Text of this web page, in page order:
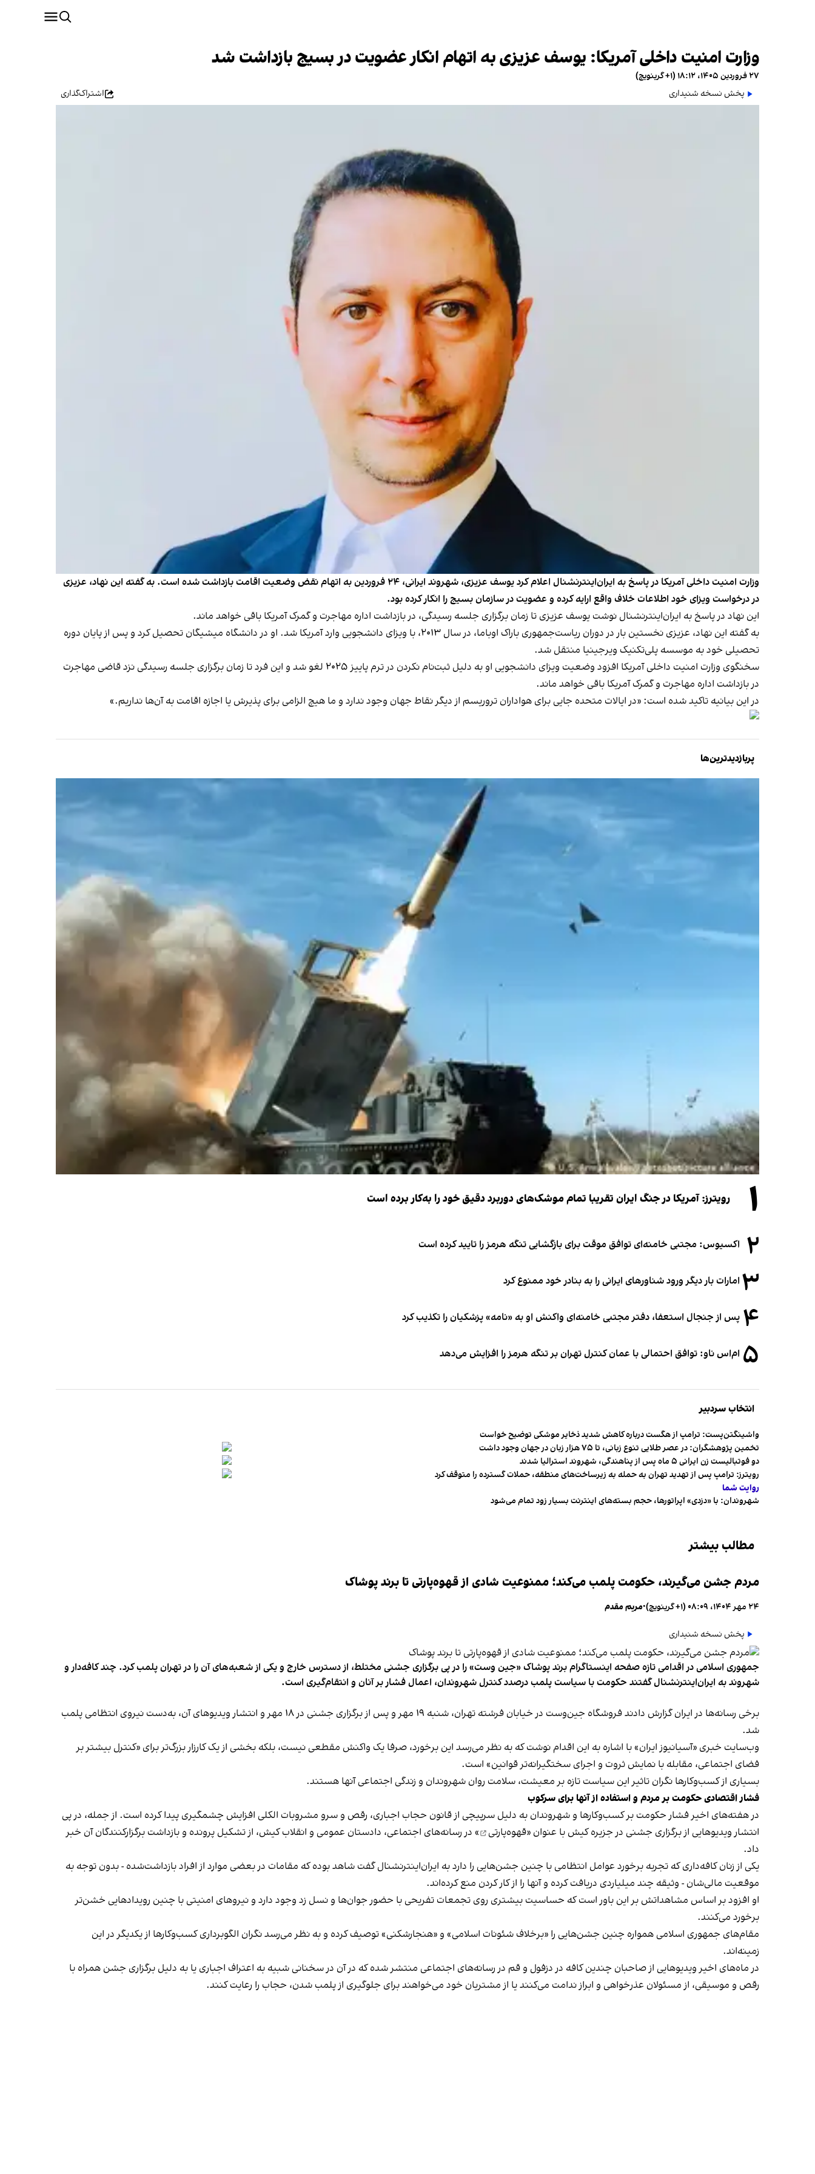
وزارت امنیت داخلی آمریکا: یوسف عزیزی به اتهام انکار عضویت در بسیج بازداشت شد
۲۷ فروردین ۱۴۰۵، ۱۸:۱۲ (‎+۱ گرینویچ)
پخش نسخه شنیداری
اشتراک‌گذاری
وزارت امنیت داخلی آمریکا در پاسخ به ایران‌اینترنشنال اعلام کرد یوسف عزیزی، شهروند ایرانی، ۲۴ فروردین به اتهام نقض وضعیت اقامت بازداشت شده است. به گفته این نهاد، عزیزی
در درخواست ویزای خود اطلاعات خلاف واقع ارایه کرده و عضویت در سازمان بسیج را انکار کرده بود.
این نهاد در پاسخ به ایران‌اینترنشنال نوشت یوسف عزیزی تا زمان برگزاری جلسه رسیدگی، در بازداشت اداره مهاجرت و گمرک آمریکا باقی خواهد ماند.
به گفته این نهاد، عزیزی نخستین بار در دوران ریاست‌جمهوری باراک اوباما، در سال ۲۰۱۳، با ویزای دانشجویی وارد آمریکا شد. او در دانشگاه میشیگان تحصیل کرد و پس از پایان دوره
تحصیلی خود به موسسه پلی‌تکنیک ویرجینیا منتقل شد.
سخنگوی وزارت امنیت داخلی آمریکا افزود وضعیت ویزای دانشجویی او به دلیل ثبت‌نام نکردن در ترم پاییز ۲۰۲۵ لغو شد و این فرد تا زمان برگزاری جلسه رسیدگی نزد قاضی مهاجرت
در بازداشت اداره مهاجرت و گمرک آمریکا باقی خواهد ماند.
در این بیانیه تاکید شده است: «در ایالات متحده جایی برای هواداران تروریسم از دیگر نقاط جهان وجود ندارد و ما هیچ الزامی برای پذیرش یا اجازه اقامت به آن‌ها نداریم.»
پربازدیدترین‌ها
۱ رویترز: آمریکا در جنگ ایران تقریبا تمام موشک‌های دوربرد دقیق خود را به‌کار برده است
۲ اکسیوس: مجتبی خامنه‌ای توافق موقت برای بازگشایی تنگه هرمز را تایید کرده است
۳ امارات بار دیگر ورود شناورهای ایرانی را به بنادر خود ممنوع کرد
۴ پس از جنجال استعفا، دفتر مجتبی خامنه‌ای واکنش او به «نامه» پزشکیان را تکذیب کرد
۵ ام‌اس ناو: توافق احتمالی با عمان کنترل تهران بر تنگه هرمز را افزایش می‌دهد
انتخاب سردبیر
واشینگتن‌پست: ترامپ از هگست درباره کاهش شدید ذخایر موشکی توضیح خواست
تخمین پژوهشگران: در عصر طلایی تنوع زبانی، تا ۷۵ هزار زبان در جهان وجود داشت
دو فوتبالیست زن ایرانی ۵ ماه پس از پناهندگی، شهروند استرالیا شدند
رویترز: ترامپ پس از تهدید تهران به حمله به زیرساخت‌های منطقه، حملات گسترده را متوقف کرد
روایت شما
شهروندان:‌ با «دزدی» اپراتورها، حجم بسته‌های اینترنت بسیار زود تمام می‌شود
مطالب بیشتر
مردم جشن می‌گیرند، حکومت پلمب می‌کند؛ ممنوعیت شادی از قهوه‌پارتی تا برند پوشاک
۲۴ مهر ۱۴۰۴، ۰۸:۰۹ (‎+۱ گرینویچ) •مریم مقدم
پخش نسخه شنیداری
جمهوری اسلامی در اقدامی تازه صفحه اینستاگرام برند پوشاک «جین وست» را در پی برگزاری جشنی مختلط، از دسترس خارج و یکی از شعبه‌های آن را در تهران پلمب کرد. چند کافه‌‌دار و
شهروند به ایران‌اینترنشنال گفتند حکومت با سیاست پلمب درصدد کنترل شهروندان، اعمال فشار بر آنان و انتقام‌گیری است.
برخی رسانه‌ها در ایران گزارش دادند فروشگاه جین‌وست در خیابان فرشته تهران، شنبه ۱۹ مهر و پس از برگزاری جشنی در ۱۸ مهر و انتشار ویدیوهای آن، به‌دست نیروی انتظامی پلمب
شد.
وب‌سایت خبری «آسیانیوز ایران» با اشاره به این اقدام نوشت که به نظر می‌رسد این برخورد، صرفا یک واکنش مقطعی نیست، بلکه بخشی از یک کارزار بزرگ‌تر برای «کنترل بیشتر بر
فضای اجتماعی، مقابله با نمایش ثروت و اجرای سختگیرانه‌تر قوانین» است.
بسیاری از کسب‌وکارها نگران تاثیر این سیاست‌ تازه بر معیشت، سلامت روان شهروندان و زندگی اجتماعی آنها هستند.
فشار اقتصادی حکومت بر مردم و استفاده از آنها برای سرکوب
در هفته‌های اخیر فشار حکومت بر کسب‌وکارها و شهروندان به دلیل سرپیچی از قانون حجاب اجباری، رقص و سرو مشروبات الکلی افزایش چشمگیری پیدا کرده است. از جمله، در پی
انتشار ویدیوهایی از برگزاری جشنی در جزیره کیش با عنوان «قهوه‌پارتی
» در رسانه‌های اجتماعی، دادستان عمومی و انقلاب کیش، از تشکیل پرونده و بازداشت برگزارکنندگان آن خبر
داد.
یکی از زنان کافه‌داری که تجربه برخورد عوامل انتظامی با چنین جشن‌هایی را دارد به ایران‌اینترنشنال گفت شاهد بوده که مقامات در بعضی موارد از افراد بازداشت‌‌شده - بدون توجه به
موقعیت مالی‌شان - وثیقه چند میلیاردی دریافت کرده و آنها را از کار کردن منع کرده‌اند.
او افزود بر اساس مشاهداتش بر این باور است که حساسیت بیشتری روی تجمعات تفریحی با حضور جوان‌ها و نسل زد وجود دارد و نیروهای امنیتی با چنین رویدادهایی خشن‌تر
برخورد می‌کنند.
مقام‌های جمهوری اسلامی همواره چنین جشن‌هایی را «برخلاف شئونات اسلامی» و «هنجارشکنی» توصیف کرده و به نظر می‌رسد نگران الگوبرداری کسب‌وکارها از یکدیگر در این
زمینه‌اند.
در ماه‌های اخیر ویدیوهایی از صاحبان چندین کافه در دزفول و قم در رسانه‌های اجتماعی منتشر شده که در آن در سخنانی شبیه به اعتراف اجباری یا به دلیل برگزاری جشن همراه با
رقص و موسیقی، از مسئولان عذرخواهی و ابراز ندامت می‌کنند یا از مشتریان خود می‌خواهند برای جلوگیری از پلمب شدن، حجاب را رعایت کنند.